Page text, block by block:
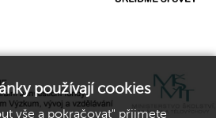
používají cookies
vše a pokračovat" přijmete